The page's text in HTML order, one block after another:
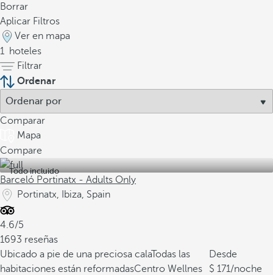
Borrar
Aplicar Filtros
Ver en mapa
1 hoteles
Filtrar
Ordenar
Comparar
Mapa
Compare
Todo incluido
Barceló Portinatx - Adults Only
Portinatx, Ibiza, Spain
4.6/5
1693 reseñas
Ubicado a pie de una preciosa calaTodas las
habitaciones están reformadasCentro Wellnes
Desde
171/noche